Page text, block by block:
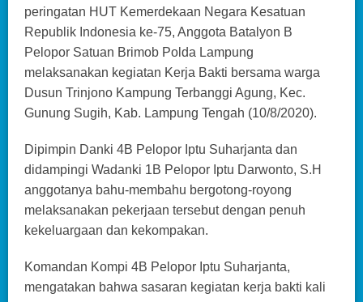
peringatan HUT Kemerdekaan Negara Kesatuan
Republik Indonesia ke-75, Anggota Batalyon B
Pelopor Satuan Brimob Polda Lampung
melaksanakan kegiatan Kerja Bakti bersama warga
Dusun Trinjono Kampung Terbanggi Agung, Kec.
Gunung Sugih, Kab. Lampung Tengah (10/8/2020).
Dipimpin Danki 4B Pelopor Iptu Suharjanta dan
didampingi Wadanki 1B Pelopor Iptu Darwonto, S.H
anggotanya bahu-membahu bergotong-royong
melaksanakan pekerjaan tersebut dengan penuh
kekeluargaan dan kekompakan.
Komandan Kompi 4B Pelopor Iptu Suharjanta,
mengatakan bahwa sasaran kegiatan kerja bakti kali